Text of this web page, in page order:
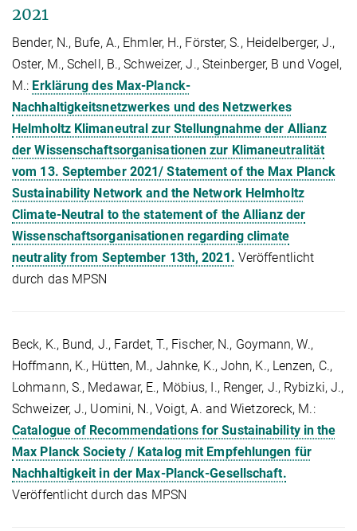
2021
Bender, N., Bufe, A., Ehmler, H., Förster, S., Heidelberger, J.,
Oster, M., Schell, B., Schweizer, J., Steinberger, B und Vogel,
M.: Erklärung des Max-Planck-
Nachhaltigkeitsnetzwerkes und des Netzwerkes
Helmholtz Klimaneutral zur Stellungnahme der Allianz
der Wissenschaftsorganisationen zur Klimaneutralität
vom 13. September 2021/ Statement of the Max Planck
Sustainability Network and the Network Helmholtz
Climate-Neutral to the statement of the Allianz der
Wissenschaftsorganisationen regarding climate
neutrality from September 13th, 2021. Veröffentlicht
durch das MPSN
Beck, K., Bund, J., Fardet, T., Fischer, N., Goymann, W.,
Hoffmann, K., Hütten, M., Jahnke, K., John, K., Lenzen, C.,
Lohmann, S., Medawar, E., Möbius, I., Renger, J., Rybizki, J.,
Schweizer, J., Uomini, N., Voigt, A. and Wietzoreck, M.:
Catalogue of Recommendations for Sustainability in the
Max Planck Society / Katalog mit Empfehlungen für
Nachhaltigkeit in der Max-Planck-Gesellschaft.
Veröffentlicht durch das MPSN